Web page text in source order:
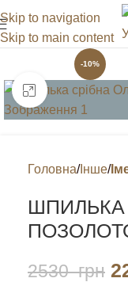
Skip to navigation
Skip to main content
-10%
Клацніть,
Головна Інше
ШПИЛЬКА
2530грн